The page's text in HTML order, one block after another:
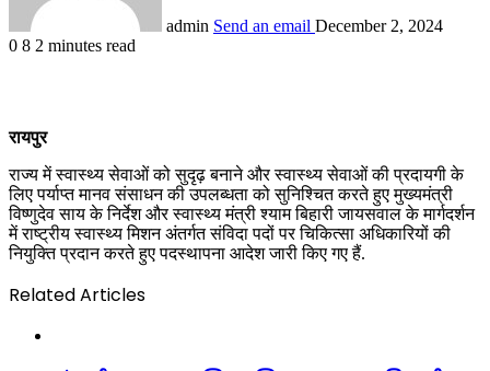
admin Send an email December 2, 2024
0 8 2 minutes read
रायपुर
राज्य में स्वास्थ्य सेवाओं को सुदृढ़ बनाने और स्वास्थ्य सेवाओं की प्रदायगी के
लिए पर्याप्त मानव संसाधन की उपलब्धता को सुनिश्चित करते हुए मुख्यमंत्री
विष्णुदेव साय के निर्देश और स्वास्थ्य मंत्री श्याम बिहारी जायसवाल के मार्गदर्शन
में राष्ट्रीय स्वास्थ्य मिशन अंतर्गत संविदा पदों पर चिकित्सा अधिकारियों की
नियुक्ति प्रदान करते हुए पदस्थापना आदेश जारी किए गए हैं.
Related Articles